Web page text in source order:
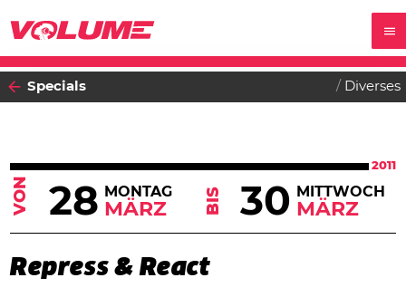
Specials Diverses
2011
VON 28 MONTAG
MÄRZ BIS 30 MITTWOCH
MÄRZ
Repress & React